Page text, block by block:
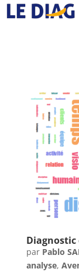
Diagnostic
par Pablo
analyse,